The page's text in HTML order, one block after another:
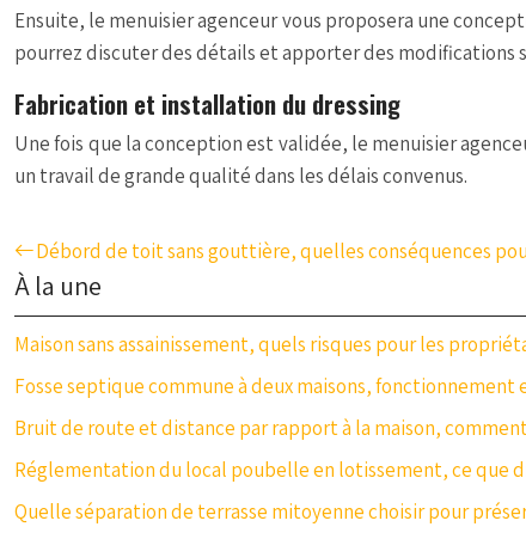
Ensuite, le menuisier agenceur vous proposera une
pourrez discuter des détails et apporter des modifications
Fabrication et installation du dressing
Une fois que la conception est validée, le menuisier
un travail de grande qualité dans les délais convenus.
Débord de toit sans gouttière, quelles conséquences
À la une
Maison sans assainissement, quels risques pour les
Fosse septique commune à deux maisons, fonctionnement
Bruit de route et distance par rapport à la maison,
Réglementation du local poubelle en lotissement, ce que
Quelle séparation de terrasse mitoyenne choisir pour